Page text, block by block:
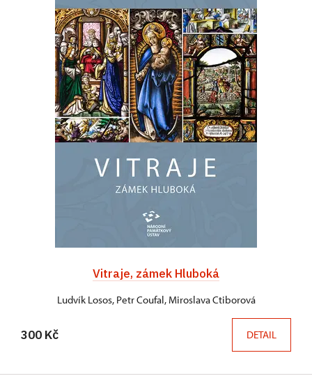
Vitraje, zámek Hluboká
Ludvík Losos, Petr Coufal, Miroslava Ctiborová
300 Kč DETAIL